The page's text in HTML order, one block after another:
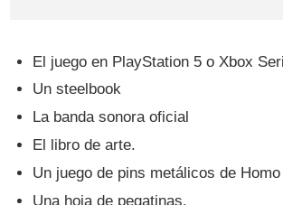
El juego en PlayStation 5 o Xbox
Un steelbook
La banda sonora oficial
El libro de arte.
Un juego de pins metálicos de Homo
Una hoja de pegatinas.